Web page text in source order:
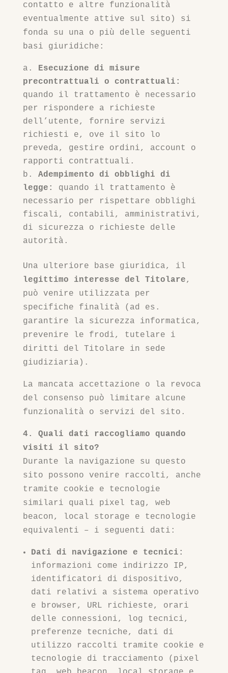
contatto e altre funzionalità
eventualmente attive sul sito) si
fonda su una o più delle seguenti
basi giuridiche:
Esecuzione di misure
precontrattuali o contrattuali:
quando il trattamento è necessario
per rispondere a richieste
dell’utente, fornire servizi
richiesti e, ove il sito lo
preveda, gestire ordini, account o
rapporti contrattuali.
Adempimento di obblighi di
legge:
quando il trattamento è
necessario per rispettare obblighi
fiscali, contabili, amministrativi,
di sicurezza o richieste delle
autorità.
Una ulteriore base giuridica, il
legittimo interesse del Titolare,
può venire utilizzata per
specifiche finalità (ad es.
garantire la sicurezza informatica,
prevenire le frodi, tutelare i
diritti del Titolare in sede
giudiziaria).
La mancata accettazione o la revoca
del consenso può limitare alcune
funzionalità o servizi del sito.
4. Quali dati raccogliamo quando
visiti il sito?
Durante la navigazione su questo
sito possono venire raccolti, anche
tramite cookie e tecnologie
similari quali pixel tag, web
beacon, local storage e tecnologie
equivalenti – i seguenti dati:
Dati di navigazione e tecnici:
informazioni come indirizzo IP,
identificatori di dispositivo,
dati relativi a sistema operativo
e browser, URL richieste, orari
delle connessioni, log tecnici,
preferenze tecniche, dati di
utilizzo raccolti tramite cookie e
tecnologie di tracciamento (pixel